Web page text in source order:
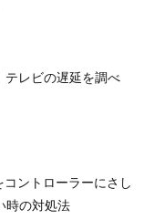
テレビの遅延を調べ
コントローラーにさし
時の対処法